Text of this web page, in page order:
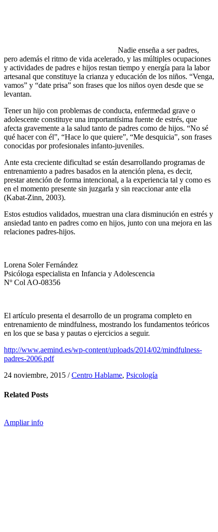
Nadie enseña a ser padres,
pero además el ritmo de vida acelerado, y las múltiples ocupaciones
y actividades de padres e hijos restan tiempo y energía para la labor
artesanal que constituye la crianza y educación de los niños. “Venga,
vamos” y “date prisa” son frases que los niños oyen desde que se
levantan.
Tener un hijo con problemas de conducta, enfermedad grave o
adolescente constituye una importantísima fuente de estrés, que
afecta gravemente a la salud tanto de padres como de hijos. “No sé
qué hacer con él”, “Hace lo que quiere”, “Me desquicia”, son frases
conocidas por profesionales infanto-juveniles.
Ante esta creciente dificultad se están desarrollando programas de
entrenamiento a padres basados en la atención plena, es decir,
prestar atención de forma intencional, a la experiencia tal y como es
en el momento presente sin juzgarla y sin reaccionar ante ella
(Kabat-Zinn, 2003).
Estos estudios validados, muestran una clara disminución en estrés y
ansiedad tanto en padres como en hijos, junto con una mejora en las
relaciones padres-hijos.
Lorena Soler Fernández
Psicóloga especialista en Infancia y Adolescencia
Nº Col AO-08356
El artículo presenta el desarrollo de un programa completo en
entrenamiento de mindfulness, mostrando los fundamentos teóricos
en los que se basa y pautas o ejercicios a seguir.
http://www.aemind.es/wp-content/uploads/2014/02/mindfulness-
padres-2006.pdf
24 noviembre, 2015 / Centro Hablame, Psicología
Related Posts
Ampliar info